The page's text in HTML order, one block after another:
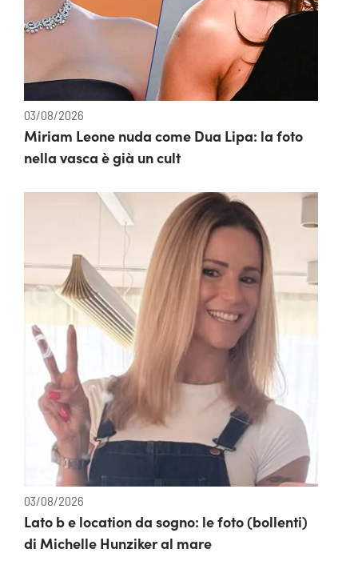
03/08/2026
Miriam Leone nuda come Dua Lipa: la foto
nella vasca è già un cult
03/08/2026
Lato b e location da sogno: le foto (bollenti)
di Michelle Hunziker al mare